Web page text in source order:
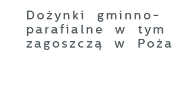
Dożynki gminno-
parafialne w tym
zagoszczą w